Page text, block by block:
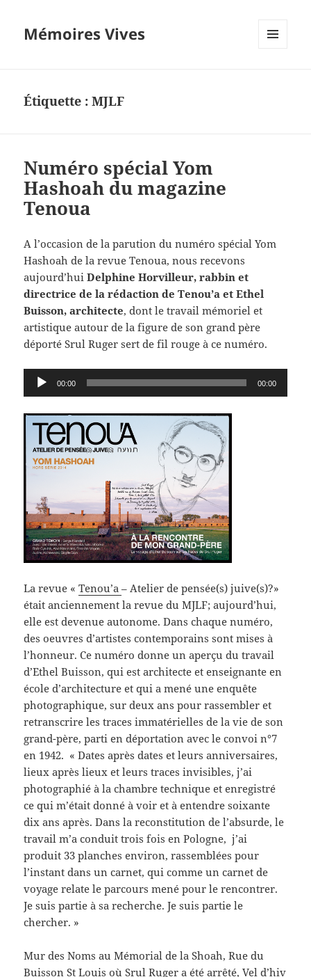
Mémoires Vives
Étiquette :MJLF
Numéro spécial Yom
Hashoah du magazine
Tenoua
A l’occasion de la parution du numéro spécial Yom
Hashoah de la revue Tenoua, nous recevons
aujourd’huiDelphine Horvilleur, rabbin et
directrice de la rédaction de Tenou’a et Ethel
Buisson, architecte, dont le travail mémoriel et
artistique autour de la figure de son grand père
déporté Srul Ruger sert de fil rouge à ce numéro.
Lecteur
audio
00:00 00:00
La revue «Tenou’a– Atelier de pensée(s) juive(s)?»
était anciennement la revue du MJLF; aujourd’hui,
elle est devenue autonome. Dans chaque numéro,
des oeuvres d’artistes contemporains sont mises à
l’honneur. Ce numéro donne un aperçu du travail
d’Ethel Buisson, qui est architecte et enseignante en
école d’architecture et qui a mené une enquête
photographique, sur deux ans pour rassembler et
retranscrire les traces immatérielles de la vie de son
grand-père, parti en déportation avec le convoi n°7
en 1942. « Dates après dates et leurs anniversaires,
lieux après lieux et leurs traces invisibles, j’ai
photographié à la chambre technique et enregistré
ce qui m’était donné à voir et à entendre soixante
dix ans après. Dans la reconstitution de l’absurde, le
travail m’a conduit trois fois en Pologne, j’ai
produit 33 planches environ, rassemblées pour
l’instant dans un carnet, qui comme un carnet de
voyage relate le parcours mené pour le rencontrer.
Je suis partie à sa recherche. Je suis partie le
chercher. »
Mur des Noms au Mémorial de la Shoah, Rue du
Buisson St Louis où Srul Ruger a été arrêté, Vel d’hiv